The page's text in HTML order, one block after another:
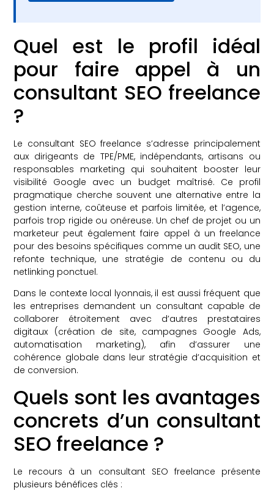
Quel est le profil idéal
pour faire appel à un
consultant SEO freelance
?
Le consultant SEO freelance s’adresse principalement
aux dirigeants de TPE/PME, indépendants, artisans ou
responsables marketing qui souhaitent booster leur
visibilité Google avec un budget maîtrisé. Ce profil
pragmatique cherche souvent une alternative entre la
gestion interne, coûteuse et parfois limitée, et l’agence,
parfois trop rigide ou onéreuse. Un chef de projet ou un
marketeur peut également faire appel à un freelance
pour des besoins spécifiques comme un audit SEO, une
refonte technique, une stratégie de contenu ou du
netlinking ponctuel.
Dans le contexte local lyonnais, il est aussi fréquent que
les entreprises demandent un consultant capable de
collaborer étroitement avec d’autres prestataires
digitaux (création de site, campagnes Google Ads,
automatisation marketing), afin d’assurer une
cohérence globale dans leur stratégie d’acquisition et
de conversion.
Quels sont les avantages
concrets d’un consultant
SEO freelance ?
Le recours à un consultant SEO freelance présente
plusieurs bénéfices clés :